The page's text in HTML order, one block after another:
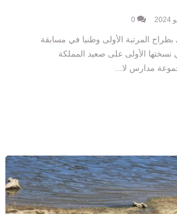
0
المرتبة الأولى وطنيا في مسابقة
نسختها الأولى على صعيد المملكة
مدارس لا...